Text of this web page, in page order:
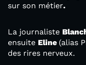
sur son métier.
La journaliste
ensuite Eline (alias
des rires nerveux.